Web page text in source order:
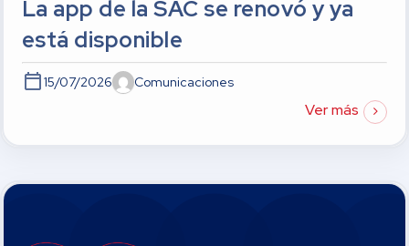
La app de la SAC se renovó y ya
está disponible
15/07/2026 Comunicaciones
Ver más